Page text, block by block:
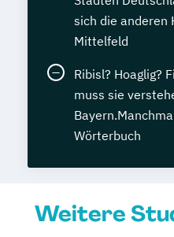
sich die anderen
Mittelfeld
Ribisl? Hoaglig?
muss sie
Wörterbuch
Weitere